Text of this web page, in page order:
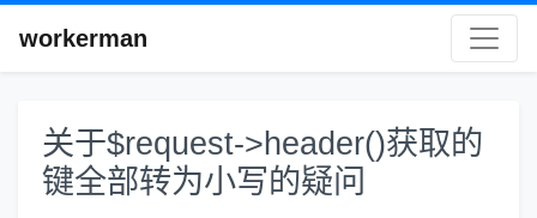
workerman
关于$request->header()获取的
键全部转为小写的疑问